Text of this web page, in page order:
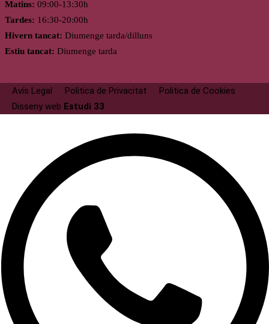
Matins: 09:00-13:30h
Tardes: 16:30-20:00h
Hivern tancat: Diumenge tarda/dilluns
Estiu tancat: Diumenge tarda
Avís Legal Politica de Privacitat
Politica de Cookies
Disseny web Estudi 33